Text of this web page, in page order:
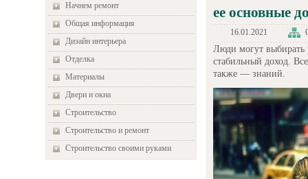
Начнем ремонт
Общая информация
Дизайн интерьера
Отделка
Материалы
Двери и окна
Строительство
Строительство и ремонт
Строительство своими руками
ее основные
16.01.2021
Люди могут выбирать
стабильный доход.
также — знаний.